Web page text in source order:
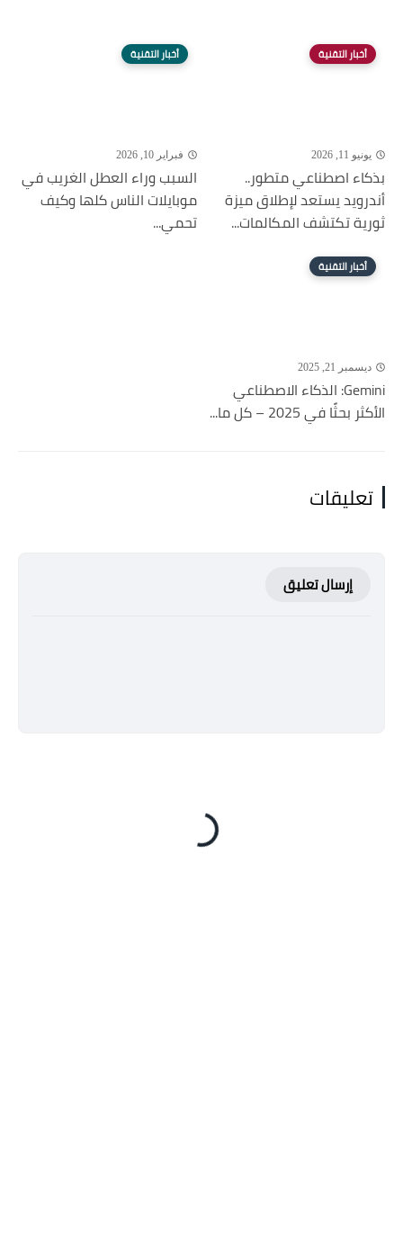
أخبار التقنية
يونيو 11, 2026
بذكاء اصطناعي متطور..
أندرويد يستعد لإطلاق ميزة
ثورية تكتشف المكالمات...
أخبار التقنية
فبراير 10, 2026
السبب وراء العطل الغريب في
موبايلات الناس كلها وكيف
تحمي...
أخبار التقنية
ديسمبر 21, 2025
Gemini: الذكاء الاصطناعي
الأكثر بحثًا في 2025 – كل ما...
تعليقات
إرسال تعليق